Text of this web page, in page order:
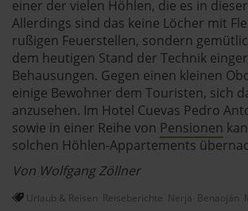
einer der vielen Höhlen, die es in
Allerdings sind das keine Löcher mit
rußigen Feuerstellen, sondern
dem heutigen Stand der Technik
Behausungen. Gegen einen kleinen
einige Bewohner dem Touristen, sich
anzusehen. Im Hotel Cuevas Pedro
sowie in einer Reihe von Pensionen
solchen Höhlen-Appartements
Von Wolfgang Zöllner
Urlaub & Reisen Reiseberichte Nerja Benaoján